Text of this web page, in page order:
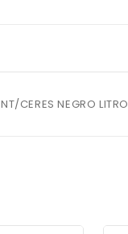
CERES NEGRO LITRO